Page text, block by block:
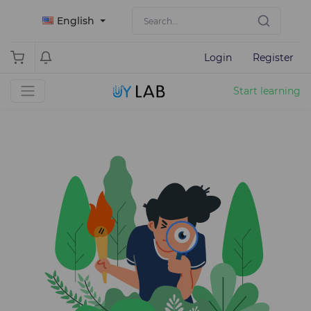
English
Login Register
Start learning